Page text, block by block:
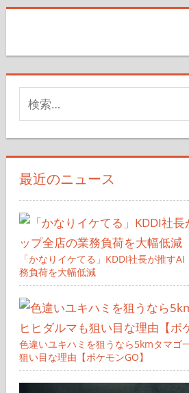
索
対
象:
最近のニュース
「かなりイケてる」KDDI社長が推す
務負荷を大幅低減
色違いユキハミを狙うなら5kmタマゴ
狙い目な理由【ポケモンGO】